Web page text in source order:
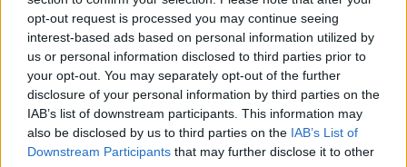
opt-out request is processed you may continue seeing
interest-based ads based on personal information utilized by
us or personal information disclosed to third parties prior to
your opt-out. You may separately opt-out of the further
disclosure of your personal information by third parties on the
IAB’s list of downstream participants. This information may
also be disclosed by us to third parties on the IAB’s List of
Downstream Participants that may further disclose it to other
Πέμπτη, 11 Δεκεμβρίου 2025, 09:05
Συνέδριο Αμερικανικής Αιματολογικής
Εταιρείας: Στο επίκεντρο η Θεραπευτική Κλινική
του ΕΚΠΑ
Παρουσιάστηκαν σημαντικές μελέτες για το πολλαπλούν